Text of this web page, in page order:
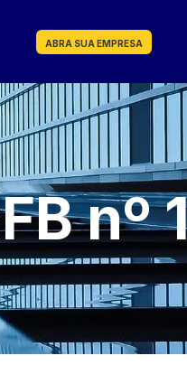
ABRA SUA EMPRESA
nº